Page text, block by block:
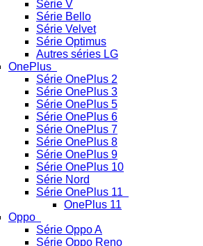
Série V
Série Bello
Série Velvet
Série Optimus
Autres séries LG
OnePlus
Série OnePlus 2
Série OnePlus 3
Série OnePlus 5
Série OnePlus 6
Série OnePlus 7
Série OnePlus 8
Série OnePlus 9
Série OnePlus 10
Série Nord
Série OnePlus 11
OnePlus 11
Oppo
Série Oppo A
Série Oppo Reno